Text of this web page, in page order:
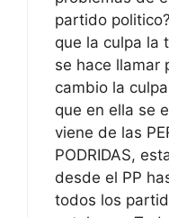
partido
que la culpa la
se hace llamar
cambio la
que en ella se
viene de las
PODRIDAS,
desde el PP
todos los